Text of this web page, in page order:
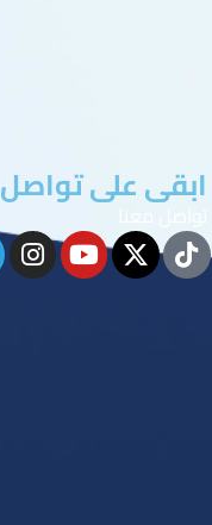
ابقى على تواصل